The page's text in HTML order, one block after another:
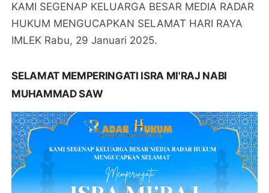
KAMI SEGENAP KELUARGA BESAR MEDIA RADAR
HUKUM MENGUCAPKAN SELAMAT HARI RAYA
IMLEK Rabu, 29 Januari 2025.
SELAMAT MEMPERINGATI ISRA MI'RAJ NABI
MUHAMMAD SAW